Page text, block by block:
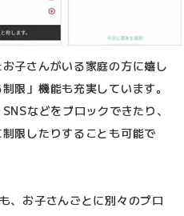
子さんがいる家庭の方に嬉し
限」機能も充実しています。
などをブロックできたり、
限したりすることも可能で
、お子さんごとに別々のプロ